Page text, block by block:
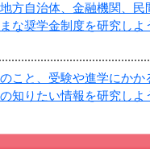
方自治体、金融機関、民
な奨学金制度を研究しよ
こと、受験や進学にかか
知りたい情報を研究しよ